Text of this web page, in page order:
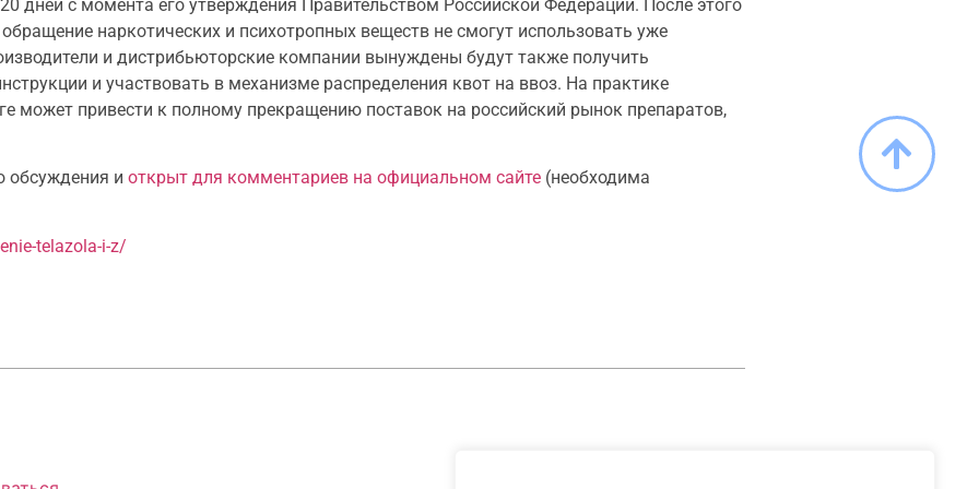
дней с момента его утверждения Правительством Российской Федерации. После этого
наркотических и психотропных веществ не смогут использовать уже
и дистрибьюторские компании вынуждены будут также получить
и участвовать в механизме распределения квот на ввоз. На практике
может привести к полному прекращению поставок на российский рынок препаратов,
обсуждения и открыт для комментариев на официальном сайте (необходима
telazola-i-z/